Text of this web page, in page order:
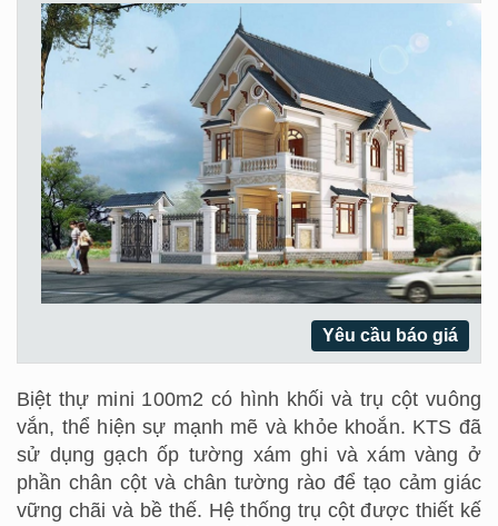
Yêu cầu báo giá
Biệt thự mini 100m2 có hình khối và trụ cột vuông
vắn, thể hiện sự mạnh mẽ và khỏe khoắn. KTS đã
sử dụng gạch ốp tường xám ghi và xám vàng ở
phần chân cột và chân tường rào để tạo cảm giác
vững chãi và bề thế. Hệ thống trụ cột được thiết kế